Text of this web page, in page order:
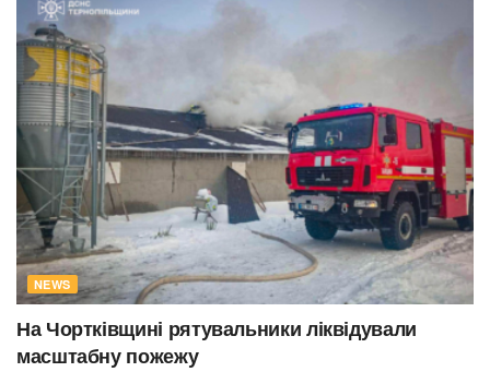
NEWS
На Чортківщині рятувальники ліквідували
масштабну пожежу